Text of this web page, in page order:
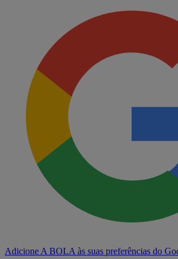
Adicione A BOLA às suas preferências do